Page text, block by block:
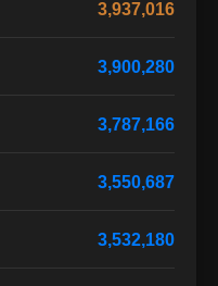
3,937,016
3,900,280
3,787,166
3,550,687
3,532,180